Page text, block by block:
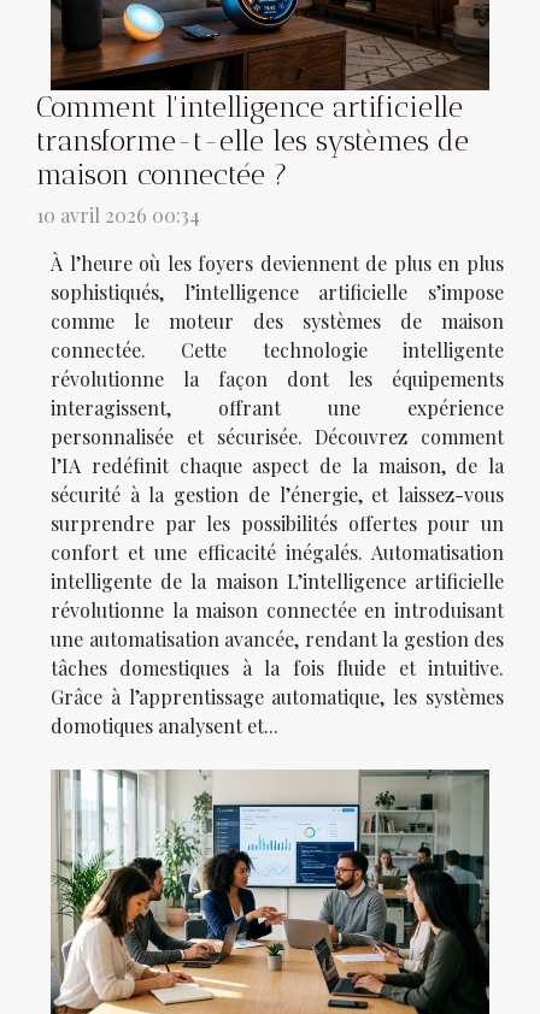
Comment l'intelligence artificielle
transforme-t-elle les systèmes de
maison connectée ?
10 avril 2026 00:34
À l’heure où les foyers deviennent de plus en plus
sophistiqués, l’intelligence artificielle s’impose
comme le moteur des systèmes de maison
connectée. Cette technologie intelligente
révolutionne la façon dont les équipements
interagissent, offrant une expérience
personnalisée et sécurisée. Découvrez comment
l’IA redéfinit chaque aspect de la maison, de la
sécurité à la gestion de l’énergie, et laissez-vous
surprendre par les possibilités offertes pour un
confort et une efficacité inégalés. Automatisation
intelligente de la maison L’intelligence artificielle
révolutionne la maison connectée en introduisant
une automatisation avancée, rendant la gestion des
tâches domestiques à la fois fluide et intuitive.
Grâce à l’apprentissage automatique, les systèmes
domotiques analysent et...